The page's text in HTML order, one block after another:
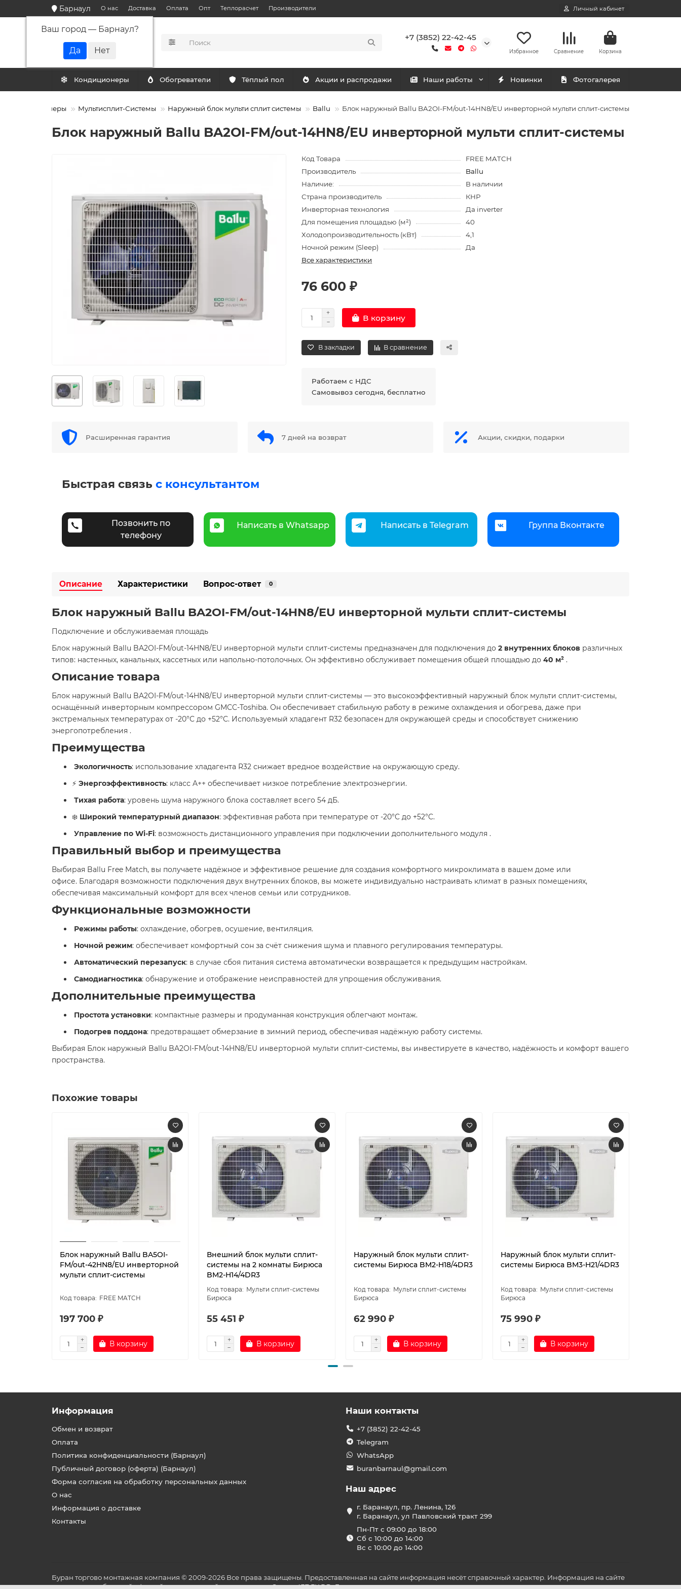
Барнаул
Ваш город — Барнаул?
О нас Доставка Оплата Опт Теплорасчет Производители Личный кабинет
+7 (3852) 22-42-45
Избранное Сравнение Корзина
Кондиционеры Обогреватели Тёплый пол Акции и распродажи Наши работы Новинки Фотогалерея
Кондиционеры Мультисплит-Системы Наружный блок мульти сплит системы Ballu Блок наружный Ballu BA2OI-FM/out-14HN8/EU инверторной мульти сплит-системы
Блок наружный Ballu BA2OI-FM/out-14HN8/EU инверторной мульти сплит-системы
Код Товара
FREE MATCH
Производитель
Ballu
Наличие:
В наличии
Страна производитель
КНР
Инверторная технология
Да inverter
Для помещения площадью (м²)
40
Холодопроизводительность (кВт)
4,1
Ночной режим (Sleep)
Да
Все характеристики
76 600 ₽
В корзину
В закладки В сравнение
Работаем с НДС
Самовывоз сегодня, бесплатно
Расширенная гарантия 7 дней на возврат Акции, скидки, подарки
Быстрая связь с консультантом
Позвонить по
телефону
Написать в Whatsapp Написать в Telegram Группа Вконтакте
Описание Характеристики Вопрос-ответ 0
Блок наружный Ballu BA2OI-FM/out-14HN8/EU инверторной мульти сплит-системы
​Подключение и обслуживаемая площадь
Блок наружный Ballu BA2OI-FM/out-14HN8/EU инверторной мульти сплит-системы предназначен для подключения до 2 внутренних блоков различных
типов: настенных, канальных, кассетных или напольно-потолочных. Он эффективно обслуживает помещения общей площадью до 40 м² .​
Описание товара
Блок наружный Ballu BA2OI-FM/out-14HN8/EU инверторной мульти сплит-системы — это высокоэффективный наружный блок мульти сплит-системы,
оснащённый инверторным компрессором GMCC-Toshiba. Он обеспечивает стабильную работу в режиме охлаждения и обогрева, даже при
экстремальных температурах от -20°C до +52°C. Используемый хладагент R32 безопасен для окружающей среды и способствует снижению
энергопотребления .​
Преимущества
Экологичность: использование хладагента R32 снижает вредное воздействие на окружающую среду.
⚡ Энергоэффективность: класс A++ обеспечивает низкое потребление электроэнергии.
Тихая работа: уровень шума наружного блока составляет всего 54 дБ.
❄️ Широкий температурный диапазон: эффективная работа при температуре от -20°C до +52°C.
Управление по Wi-Fi: возможность дистанционного управления при подключении дополнительного модуля .​
Правильный выбор и преимущества
Выбирая Ballu Free Match, вы получаете надёжное и эффективное решение для создания комфортного микроклимата в вашем доме или
офисе. Благодаря возможности подключения двух внутренних блоков, вы можете индивидуально настраивать климат в разных помещениях,
обеспечивая максимальный комфорт для всех членов семьи или сотрудников.​
Функциональные возможности
Режимы работы: охлаждение, обогрев, осушение, вентиляция.
Ночной режим: обеспечивает комфортный сон за счёт снижения шума и плавного регулирования температуры.
Автоматический перезапуск: в случае сбоя питания система автоматически возвращается к предыдущим настройкам.
Самодиагностика: обнаружение и отображение неисправностей для упрощения обслуживания.​
Дополнительные преимущества
Простота установки: компактные размеры и продуманная конструкция облегчают монтаж.
Подогрев поддона: предотвращает обмерзание в зимний период, обеспечивая надёжную работу системы.
Выбирая Блок наружный Ballu BA2OI-FM/out-14HN8/EU инверторной мульти сплит-системы, вы инвестируете в качество, надёжность и комфорт вашего
пространства.​
Похожие товары
Блок наружный Ballu BA5OI-
FM/out-42HN8/EU инверторной
мульти сплит-системы
FREE MATCH
197 700 ₽
В корзину
Внешний блок мульти сплит-
системы на 2 комнаты Бирюса
BM2-H14/4DR3
Мульти сплит-системы
Бирюса
55 451 ₽
В корзину
Наружный блок мульти сплит-
системы Бирюса BM2-H18/4DR3
Мульти сплит-системы
Бирюса
62 990 ₽
В корзину
Наружный блок мульти сплит-
системы Бирюса BM3-H21/4DR3
Мульти сплит-системы
Бирюса
75 990 ₽
В корзину
Информация
Обмен и возврат
Оплата
Политика конфиденциальности (Барнаул)
Публичный договор (оферта) (Барнаул)
Форма согласия на обработку персональных данных
О нас
Информация о доставке
Контакты
Наши контакты
+7 (3852) 22-42-45
Telegram
WhatsApp
buranbarnaul@gmail.com
Наш адрес
г. Баранаул, пр. Ленина, 126
г. Баранаул, ул Павловский тракт 299
Пн-Пт с 09:00 до 18:00
Сб с 10:00 до 14:00
Вс с 10:00 до 14:00
Буран торгово монтажная компания © 2009-2026 Все права защищены. Предоставленная на сайте информация несёт справочный характер. Информация на сайте
не является публичной офертой, определяемой положениями Статьи 437 ГК РФ. До оплаты товара удостоверьтесь во всех для вас важных характеристиках в товаре